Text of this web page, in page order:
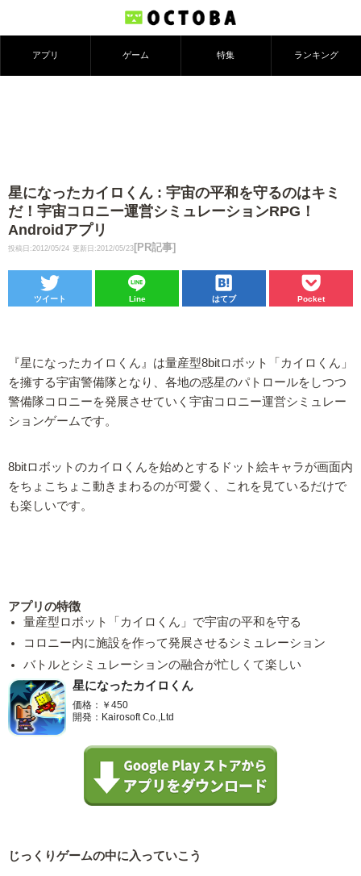
アプリ ゲーム 特集 ランキング
星になったカイロくん : 宇宙の平和を守るのはキミ
だ！宇宙コロニー運営シミュレーションRPG！
Androidアプリ
投稿日:2012/05/24 更新日:2012/05/23 [PR記事]
ツイート Line はてブ Pocket
『星になったカイロくん』は量産型8bitロボット「カイロくん」
を擁する宇宙警備隊となり、各地の惑星のパトロールをしつつ
警備隊コロニーを発展させていく宇宙コロニー運営シミュレー
ションゲームです。
8bitロボットのカイロくんを始めとするドット絵キャラが画面内
をちょこちょこ動きまわるのが可愛く、これを見ているだけで
も楽しいです。
アプリの特徴
量産型ロボット「カイロくん」で宇宙の平和を守る
コロニー内に施設を作って発展させるシミュレーション
バトルとシミュレーションの融合が忙しくて楽しい
星になったカイロくん
価格：￥450
開発：Kairosoft Co.,Ltd
じっくりゲームの中に入っていこう